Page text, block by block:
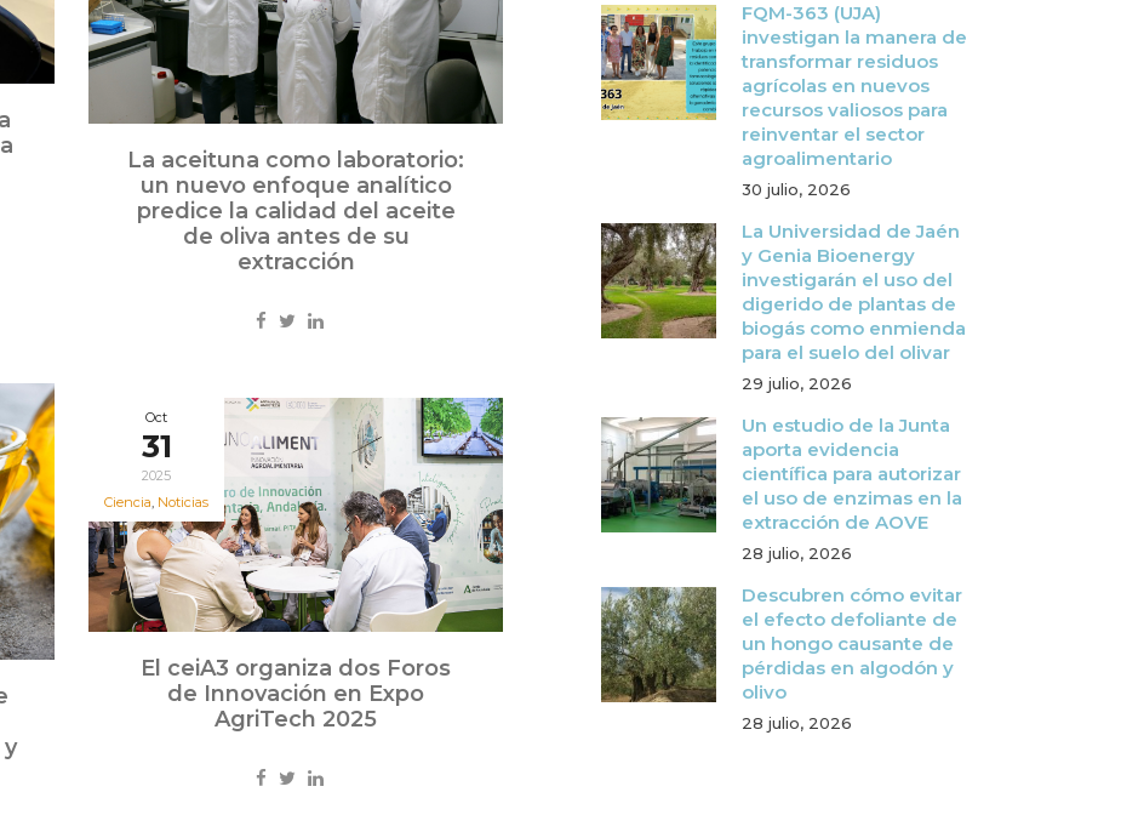
La aceituna como laboratorio:
un nuevo enfoque analítico
predice la calidad del aceite
de oliva antes de su
extracción
y
Oct
31
2025
Ciencia, Noticias
El ceiA3 organiza dos Foros
de Innovación en Expo
AgriTech 2025
FQM-363 (UJA)
investigan la manera de
transformar residuos
agrícolas en nuevos
recursos valiosos para
reinventar el sector
agroalimentario
30 julio, 2026
La Universidad de Jaén
y Genia Bioenergy
investigarán el uso del
digerido de plantas de
biogás como enmienda
para el suelo del olivar
29 julio, 2026
Un estudio de la Junta
aporta evidencia
científica para autorizar
el uso de enzimas en la
extracción de AOVE
28 julio, 2026
Descubren cómo evitar
el efecto defoliante de
un hongo causante de
pérdidas en algodón y
olivo
28 julio, 2026